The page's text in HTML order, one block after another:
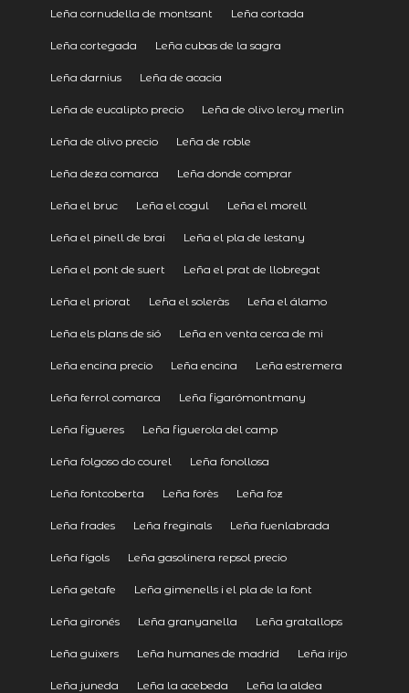
Leña cornudella de montsant Leña cortada
Leña cortegada Leña cubas de la sagra
Leña darnius Leña de acacia
Leña de eucalipto precio Leña de olivo leroy merlin
Leña de olivo precio Leña de roble
Leña deza comarca Leña donde comprar
Leña el bruc Leña el cogul Leña el morell
Leña el pinell de brai Leña el pla de lestany
Leña el pont de suert Leña el prat de llobregat
Leña el priorat Leña el soleràs Leña el álamo
Leña els plans de sió Leña en venta cerca de mi
Leña encina precio Leña encina Leña estremera
Leña ferrol comarca Leña figarómontmany
Leña figueres Leña figuerola del camp
Leña folgoso do courel Leña fonollosa
Leña fontcoberta Leña forès Leña foz
Leña frades Leña freginals Leña fuenlabrada
Leña fígols Leña gasolinera repsol precio
Leña getafe Leña gimenells i el pla de la font
Leña gironés Leña granyanella Leña gratallops
Leña guixers Leña humanes de madrid Leña irijo
Leña juneda Leña la acebeda Leña la aldea